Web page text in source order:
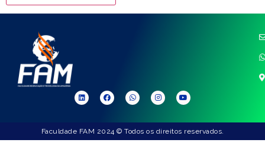
Faculdade FAM 2024 © Todos os direitos reservados.